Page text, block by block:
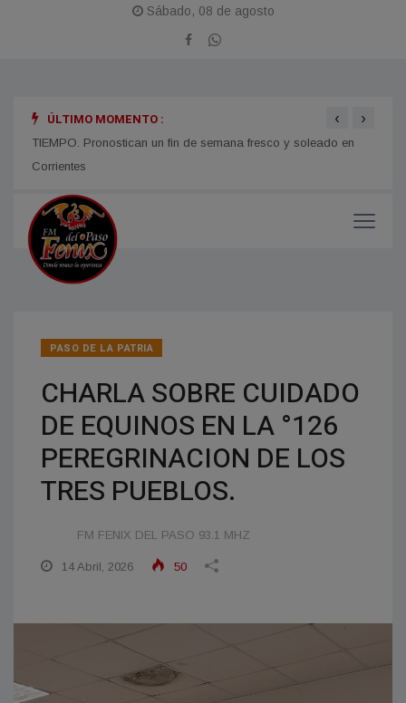
Sábado, 08 de agosto
ÚLTIMO MOMENTO :
TIEMPO. Pronostican un fin de semana fresco y soleado en
Corrientes
‹ ›
PASO DE LA PATRIA
CHARLA SOBRE CUIDADO
DE EQUINOS EN LA °126
PEREGRINACION DE LOS
TRES PUEBLOS.
FM FENIX DEL PASO 93.1 MHZ
14 Abril, 2026 50